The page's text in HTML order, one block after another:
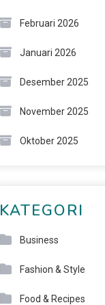
Februari 2026
Januari 2026
Desember 2025
November 2025
Oktober 2025
KATEGORI
Business
Fashion & Style
Food & Recipes